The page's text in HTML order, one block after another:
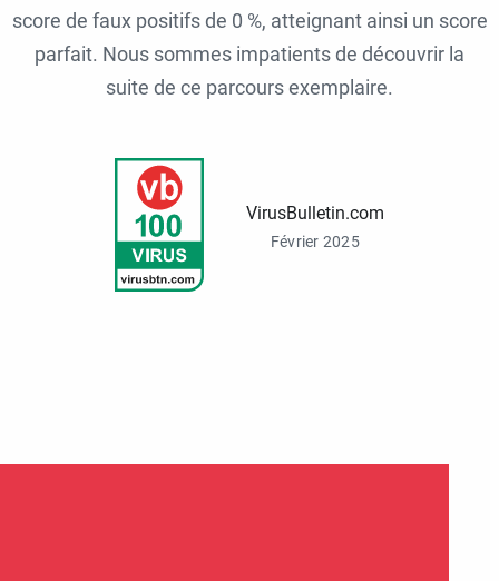
score de faux positifs de 0 %, atteignant ainsi un score
parfait. Nous sommes impatients de découvrir la
suite de ce parcours exemplaire.
VirusBulletin.com
Février 2025